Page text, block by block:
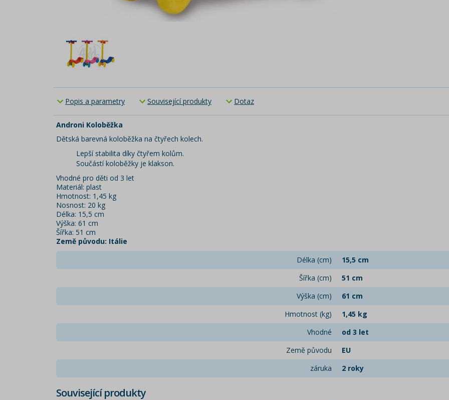
Popis a parametry Související produkty Dotaz
Androni Koloběžka
Dětská barevná koloběžka na čtyřech kolech.
Lepší stabilita díky čtyřem kolům.
Součástí koloběžky je klakson.
Vhodné pro děti od 3 let
Materiál: plast
Hmotnost: 1,45 kg
Nosnost: 20 kg
Délka: 15,5 cm
Výška: 61 cm
Šířka: 51 cm
Země původu: Itálie
Délka (cm)
15,5 cm
Šířka (cm)
51 cm
Výška (cm)
61 cm
Hmotnost (kg)
1,45 kg
Vhodné
od 3 let
Země původu
EU
záruka
2 roky
Související produkty